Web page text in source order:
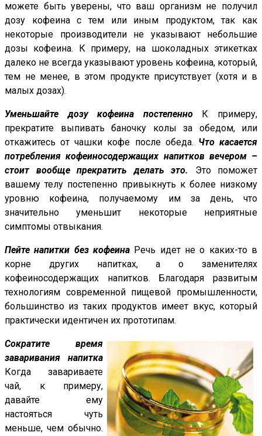
можете быть уверены, что ваш организм не получил
дозу кофеина с тем или иным продуктом, так как
некоторые производители не указывают небольшие
дозы кофеина. К примеру, на шоколадных этикетках
далеко не всегда указывают уровень кофеина, который,
тем не менее, в этом продукте присутствует (хотя и в
малых дозах).
Уменьшайте дозу кофеина постепенноК примеру,
прекратите выпивать баночку колы за обедом, или
откажитесь от чашки кофе после обеда. Что касается
потребления кофеиносодержащих напитков вечером –
стоит вообще прекратить делать это. Это поможет
вашему телу постепенно привыкнуть к более низкому
уровню кофеина, получаемому им за день, что
значительно уменьшит некоторые неприятные
симптомы отвыкания.
Пейте напитки без кофеина Речь идет не о каких-то в
корне других напитках, а о заменителях
кофеиносодержащих напитков. Благодаря развитым
технологиям современной пищевой промышленности,
большинство из таких продуктов имеет вкус, который
практически идентичен их прототипам.
Сократите время
заваривания напитка
Когда завариваете
чай, к примеру,
давайте ему
настояться чуть
меньше, чем обычно.